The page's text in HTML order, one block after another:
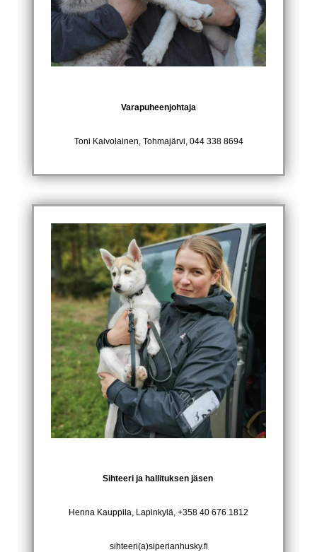
Varapuheenjohtaja
Toni Kaivolainen, Tohmajärvi, 044 338 8694
Sihteeri ja hallituksen jäsen
Henna Kauppila, Lapinkylä, +358 40 676 1812
sihteeri(a)siperianhusky.fi